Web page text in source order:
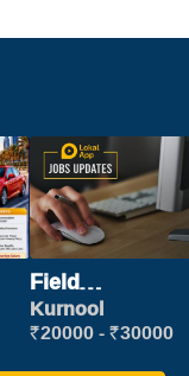
Field
Marketing
Executive
Kurnool
₹20000 - ₹30000